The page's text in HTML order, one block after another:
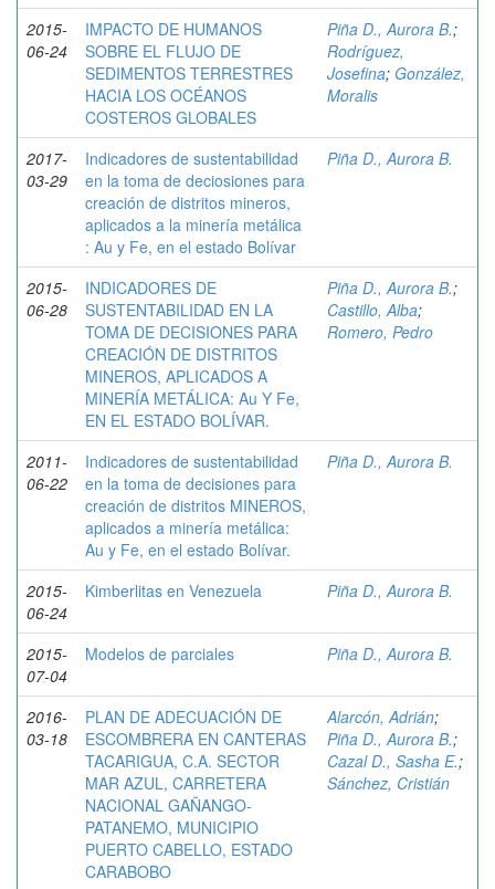
2015-
06-24
IMPACTO DE HUMANOS
SOBRE EL FLUJO DE
SEDIMENTOS TERRESTRES
HACIA LOS OCÉANOS
COSTEROS GLOBALES
Piña D., Aurora B.;
Rodríguez,
Josefina; González,
Moralis
2017-
03-29
Indicadores de sustentabilidad
en la toma de deciosiones para
creación de distritos mineros,
aplicados a la minería metálica
: Au y Fe, en el estado Bolívar
Piña D., Aurora B.
2015-
06-28
INDICADORES DE
SUSTENTABILIDAD EN LA
TOMA DE DECISIONES PARA
CREACIÓN DE DISTRITOS
MINEROS, APLICADOS A
MINERÍA METÁLICA: Au Y Fe,
EN EL ESTADO BOLÍVAR.
Piña D., Aurora B.;
Castillo, Alba;
Romero, Pedro
2011-
06-22
Indicadores de sustentabilidad
en la toma de decisiones para
creación de distritos MINEROS,
aplicados a minería metálica:
Au y Fe, en el estado Bolívar.
Piña D., Aurora B.
2015-
06-24
Kimberlitas en Venezuela Piña D., Aurora B.
2015-
07-04
Modelos de parciales Piña D., Aurora B.
2016-
03-18
PLAN DE ADECUACIÓN DE
ESCOMBRERA EN CANTERAS
TACARIGUA, C.A. SECTOR
MAR AZUL, CARRETERA
NACIONAL GAÑANGO-
PATANEMO, MUNICIPIO
PUERTO CABELLO, ESTADO
CARABOBO
Alarcón, Adrián;
Piña D., Aurora B.;
Cazal D., Sasha E.;
Sánchez, Cristián